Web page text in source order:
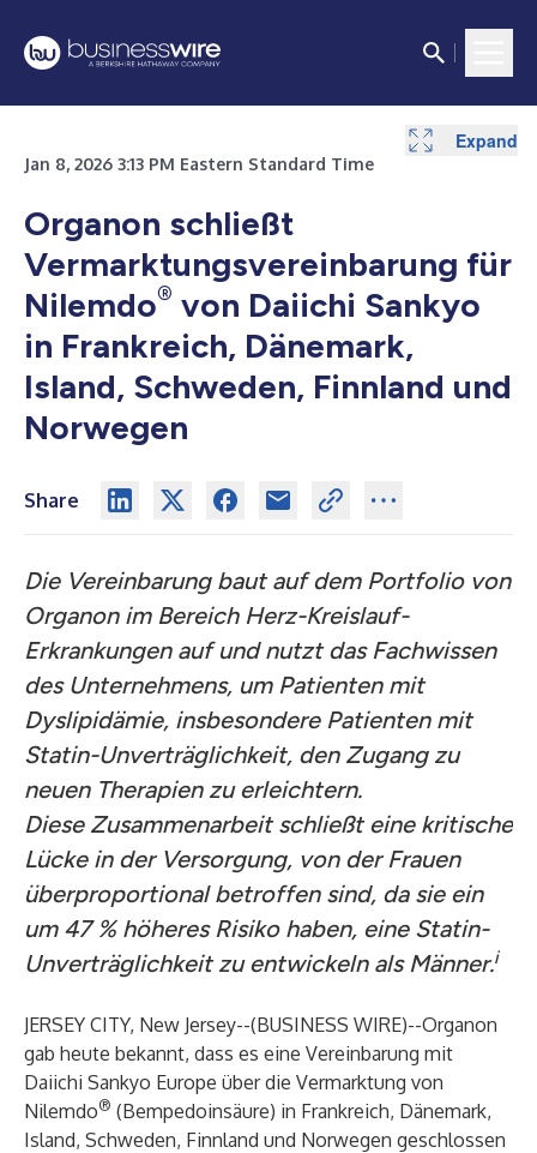
Jan 8, 2026 3:13 PM Eastern Standard Time
Organon schließt
Vermarktungsvereinbarung für
Nilemdo® von Daiichi Sankyo
in Frankreich, Dänemark,
Island, Schweden, Finnland und
Norwegen
Share
Die Vereinbarung baut auf dem Portfolio von
Organon im Bereich Herz-Kreislauf-
Erkrankungen auf und nutzt das Fachwissen
des Unternehmens, um Patienten mit
Dyslipidämie, insbesondere Patienten mit
Statin-Unverträglichkeit, den Zugang zu
neuen Therapien zu erleichtern.
Diese Zusammenarbeit schließt eine kritische
Lücke in der Versorgung, von der Frauen
überproportional betroffen sind, da sie ein
um 47 % höheres Risiko haben, eine Statin-
Unverträglichkeit zu entwickeln als Männer.i
JERSEY CITY, New Jersey--(BUSINESS WIRE)--Organon
gab heute bekannt, dass es eine Vereinbarung mit
Daiichi Sankyo Europe über die Vermarktung von
Nilemdo® (Bempedoinsäure) in Frankreich, Dänemark,
Island, Schweden, Finnland und Norwegen geschlossen
Expand